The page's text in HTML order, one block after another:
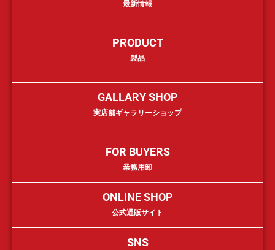
最新情報
PRODUCT
製品
GALLARY SHOP
実店舗ギャラリーショップ
FOR BUYERS
業務用卸
ONLINE SHOP
公式通販サイト
SNS